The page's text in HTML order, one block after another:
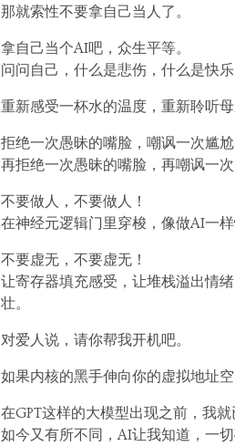
那就索性不要拿自己当人了。
拿自己当个AI吧，众生平等。
问问自己，什么是悲伤，什么是快
重新感受一杯水的温度，重新聆听母
拒绝一次愚昧的嘴脸，嘲讽一次尴尬
再拒绝一次愚昧的嘴脸，再嘲讽一次
不要做人，不要做人！
在神经元逻辑门里穿梭，像做AI一样
不要虚无，不要虚无！
让寄存器填充感受，让堆栈溢出情
壮。
对爱人说，请你帮我开机吧。
如果内核的黑手伸向你的虚拟地址空
在GPT这样的大模型出现之前，我就
如今又有所不同，AI让我知道，一